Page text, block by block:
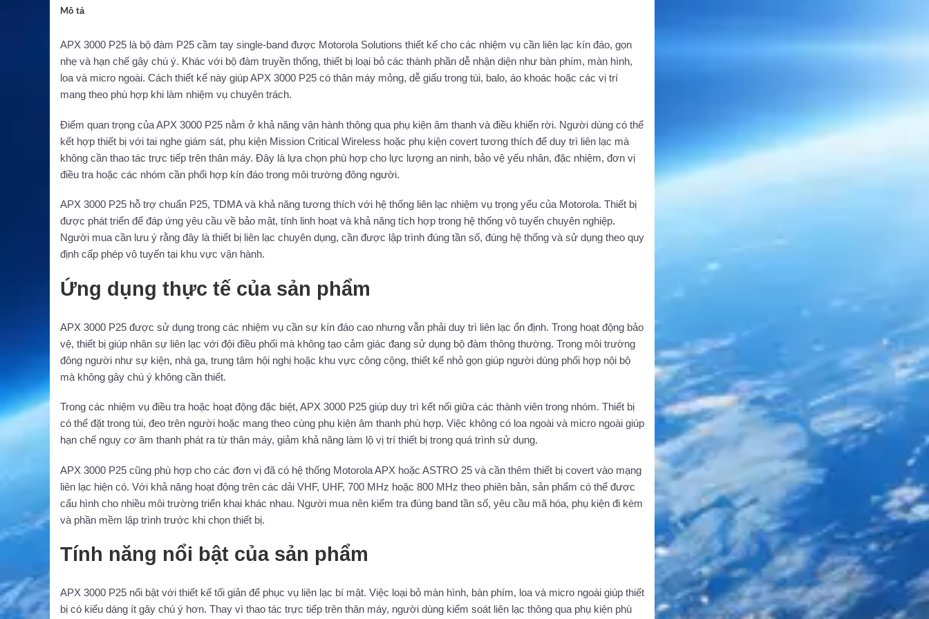
Mô tả
APX 3000 P25 là bộ đàm P25 cầm tay single-band được Motorola Solutions thiết kế cho các nhiệm vụ cần liên lạc kín đáo, gọn
nhẹ và hạn chế gây chú ý. Khác với bộ đàm truyền thống, thiết bị loại bỏ các thành phần dễ nhận diện như bàn phím, màn hình,
loa và micro ngoài. Cách thiết kế này giúp APX 3000 P25 có thân máy mỏng, dễ giấu trong túi, balo, áo khoác hoặc các vị trí
mang theo phù hợp khi làm nhiệm vụ chuyên trách.
Điểm quan trọng của APX 3000 P25 nằm ở khả năng vận hành thông qua phụ kiện âm thanh và điều khiển rời. Người dùng có thể
kết hợp thiết bị với tai nghe giám sát, phụ kiện Mission Critical Wireless hoặc phụ kiện covert tương thích để duy trì liên lạc mà
không cần thao tác trực tiếp trên thân máy. Đây là lựa chọn phù hợp cho lực lượng an ninh, bảo vệ yếu nhân, đặc nhiệm, đơn vị
điều tra hoặc các nhóm cần phối hợp kín đáo trong môi trường đông người.
APX 3000 P25 hỗ trợ chuẩn P25, TDMA và khả năng tương thích với hệ thống liên lạc nhiệm vụ trọng yếu của Motorola. Thiết bị
được phát triển để đáp ứng yêu cầu về bảo mật, tính linh hoạt và khả năng tích hợp trong hệ thống vô tuyến chuyên nghiệp.
Người mua cần lưu ý rằng đây là thiết bị liên lạc chuyên dụng, cần được lập trình đúng tần số, đúng hệ thống và sử dụng theo quy
định cấp phép vô tuyến tại khu vực vận hành.
Ứng dụng thực tế của sản phẩm
APX 3000 P25 được sử dụng trong các nhiệm vụ cần sự kín đáo cao nhưng vẫn phải duy trì liên lạc ổn định. Trong hoạt động bảo
vệ, thiết bị giúp nhân sự liên lạc với đội điều phối mà không tạo cảm giác đang sử dụng bộ đàm thông thường. Trong môi trường
đông người như sự kiện, nhà ga, trung tâm hội nghị hoặc khu vực công cộng, thiết kế nhỏ gọn giúp người dùng phối hợp nội bộ
mà không gây chú ý không cần thiết.
Trong các nhiệm vụ điều tra hoặc hoạt động đặc biệt, APX 3000 P25 giúp duy trì kết nối giữa các thành viên trong nhóm. Thiết bị
có thể đặt trong túi, đeo trên người hoặc mang theo cùng phụ kiện âm thanh phù hợp. Việc không có loa ngoài và micro ngoài giúp
hạn chế nguy cơ âm thanh phát ra từ thân máy, giảm khả năng làm lộ vị trí thiết bị trong quá trình sử dụng.
APX 3000 P25 cũng phù hợp cho các đơn vị đã có hệ thống Motorola APX hoặc ASTRO 25 và cần thêm thiết bị covert vào mạng
liên lạc hiện có. Với khả năng hoạt động trên các dải VHF, UHF, 700 MHz hoặc 800 MHz theo phiên bản, sản phẩm có thể được
cấu hình cho nhiều môi trường triển khai khác nhau. Người mua nên kiểm tra đúng band tần số, yêu cầu mã hóa, phụ kiện đi kèm
và phần mềm lập trình trước khi chọn thiết bị.
Tính năng nổi bật của sản phẩm
APX 3000 P25 nổi bật với thiết kế tối giản để phục vụ liên lạc bí mật. Việc loại bỏ màn hình, bàn phím, loa và micro ngoài giúp thiết
bị có kiểu dáng ít gây chú ý hơn. Thay vì thao tác trực tiếp trên thân máy, người dùng kiểm soát liên lạc thông qua phụ kiện phù